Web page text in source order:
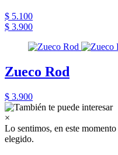
$ 5.100
$ 3.900
Zueco Rod
$ 3.900
×
Lo sentimos, en este
elegido.